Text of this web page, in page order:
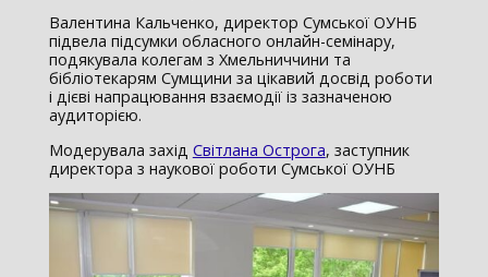
Валентина Кальченко, директор Сумської ОУНБ
підвела підсумки обласного онлайн-семінару,
подякувала колегам з Хмельниччини та
бібліотекарям Сумщини за цікавий досвід роботи
і дієві напрацювання взаємодії із зазначеною
аудиторією.
Модерувала захід Світлана Острога, заступник
директора з наукової роботи Сумської ОУНБ